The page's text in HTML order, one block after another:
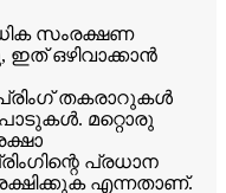
സംരക്ഷണ
ഇത് ഒഴിവാക്കാൻ
തകരാറുകൾ
മറ്റൊരു
പ്രധാന
എന്നതാണ്.